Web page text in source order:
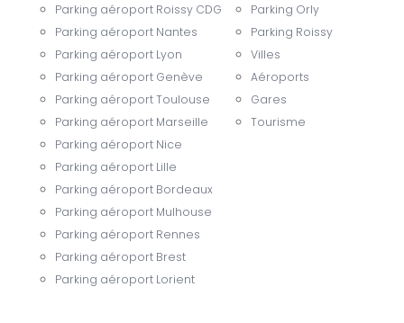
Parking aéroport Roissy CDG
Parking aéroport Nantes
Parking aéroport Lyon
Parking aéroport Genève
Parking aéroport Toulouse
Parking aéroport Marseille
Parking aéroport Nice
Parking aéroport Lille
Parking aéroport Bordeaux
Parking aéroport Mulhouse
Parking aéroport Rennes
Parking aéroport Brest
Parking aéroport Lorient
Parking Orly
Parking Roissy
Villes
Aéroports
Gares
Tourisme